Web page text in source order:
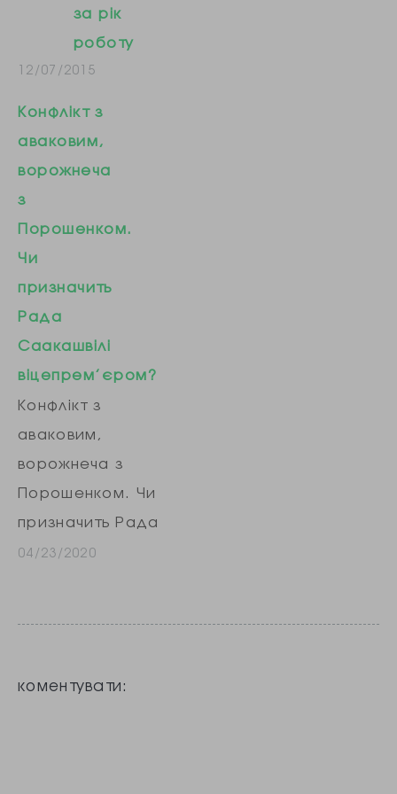
за рік
роботу
12/07/2015
Конфлікт з
аваковим,
ворожнеча
з
Порошенком.
Чи
призначить
Рада
Саакашвілі
віцепрем’єром?
Конфлікт з
аваковим,
ворожнеча з
Порошенком. Чи
призначить Рада
Саакашвілі
та «головний
04/23/2020
коментувати: